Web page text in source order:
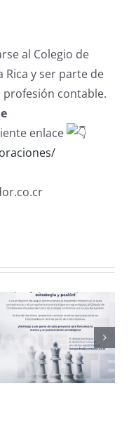
al Colegio de
Rica y ser parte de
profesión contable.
enlace
CCPCR
Informa